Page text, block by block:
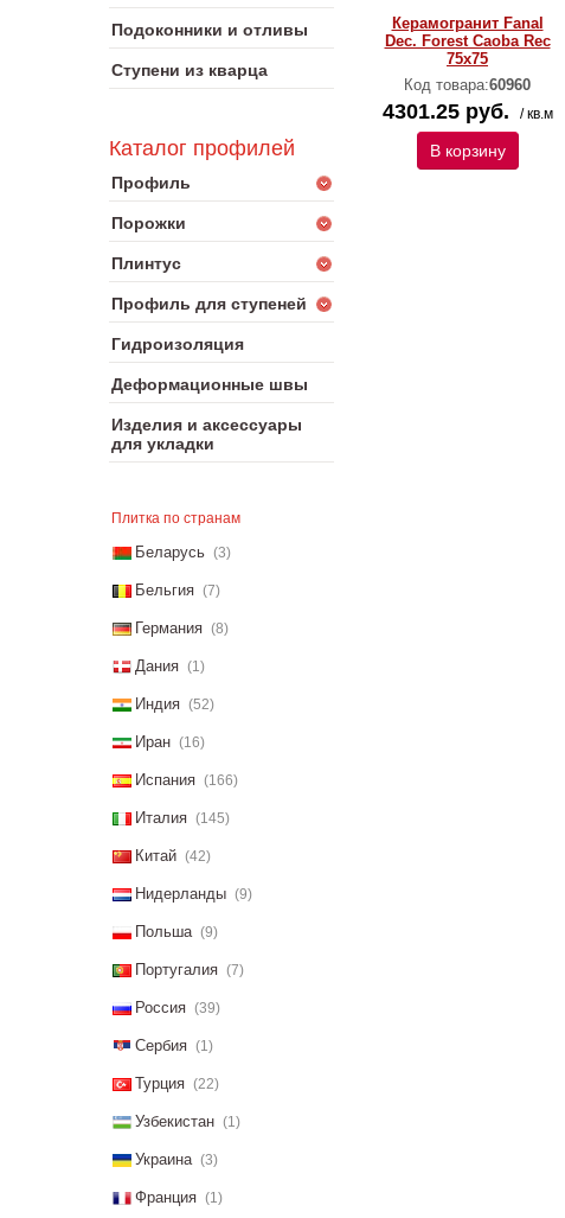
Подоконники и отливы
Ступени из кварца
Каталог профилей
Профиль
Порожки
Плинтус
Профиль для ступеней
Гидроизоляция
Деформационные швы
Изделия и аксессуары
для укладки
Плитка по странам
Беларусь (3)
Бельгия (7)
Германия (8)
Дания (1)
Индия (52)
Иран (16)
Испания (166)
Италия (145)
Китай (42)
Нидерланды (9)
Польша (9)
Португалия (7)
Россия (39)
Сербия (1)
Турция (22)
Узбекистан (1)
Украина (3)
Франция (1)
Керамогранит Fanal
Dec. Forest Caoba Rec
75x75
Код товара:60960
4301.25 руб. / кв.м
В корзину